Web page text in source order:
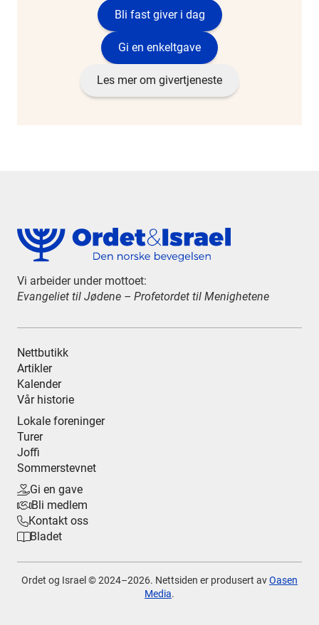
Bli fast giver i dag
Gi en enkeltgave
Les mer om givertjeneste
Vi arbeider under mottoet:
Evangeliet til Jødene – Profetordet til Menighetene
Nettbutikk
Artikler
Kalender
Vår historie
Lokale foreninger
Turer
Joffi
Sommerstevnet
Gi en gave
Bli medlem
Kontakt oss
Bladet
Ordet og Israel © 2024–2026. Nettsiden er produsert avOasen
Media.